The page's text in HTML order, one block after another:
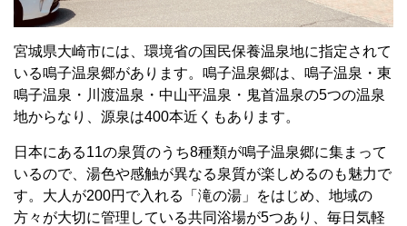
宮城県大崎市には、環境省の国民保養温泉地に指定されて
いる鳴子温泉郷があります。鳴子温泉郷は、鳴子温泉・東
鳴子温泉・川渡温泉・中山平温泉・鬼首温泉の5つの温泉
地からなり、源泉は400本近くもあります。
日本にある11の泉質のうち8種類が鳴子温泉郷に集まって
いるので、湯色や感触が異なる泉質が楽しめるのも魅力で
す。大人が200円で入れる「滝の湯」をはじめ、地域の
方々が大切に管理している共同浴場が5つあり、毎日気軽